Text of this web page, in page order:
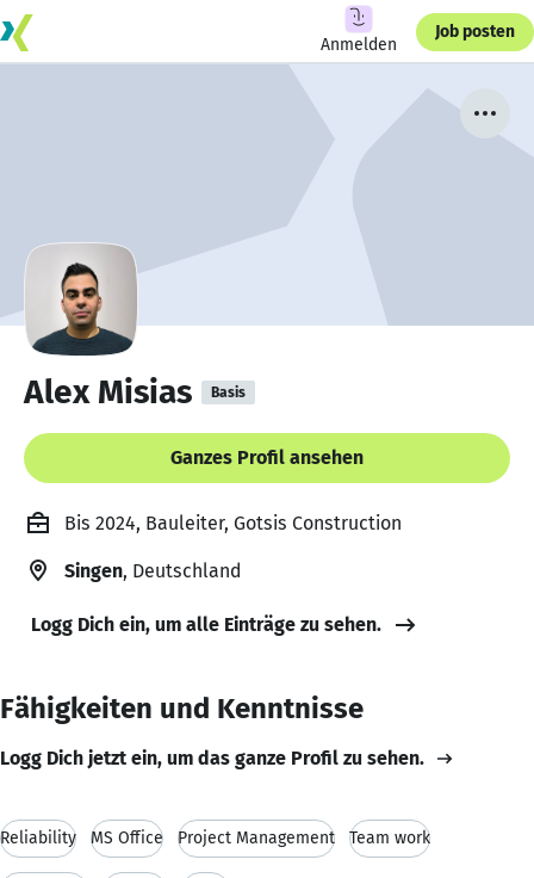
Anmelden
Job posten
Alex Misias Basis
Ganzes Profil ansehen
Bis 2024, Bauleiter, Gotsis Construction
Singen, Deutschland
Logg Dich ein, um alle Einträge zu sehen.
Fähigkeiten und Kenntnisse
Logg Dich jetzt ein, um das ganze Profil zu sehen.
Reliability MS Office Project Management Team work